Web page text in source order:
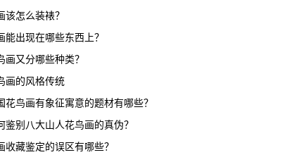
该怎么装裱？
能出现在哪些东西上？
画又分哪些种类？
画的风格传统
花鸟画有象征寓意的题材有哪些？
鉴别八大山人花鸟画的真伪？
收藏鉴定的误区有哪些？